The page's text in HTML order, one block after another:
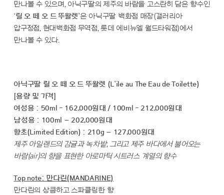
만나볼 수 있으며, 아닉구딸의 제주의 바람을 고스란히 담은 향수인
‘릴 오 떼 오 드 뚜왈렛’은 아닉구딸 백화점 매장(갤러리아
압구정점, 현대백화점 무역점, 롯데 에비뉴엘 월드타워점)에서
만나볼 수 있다.
아닉구딸 릴 오 떼 오 드 뚜왈렛 (L’ile au The Eau de Toilette)
[용량 및 가격]
여성용 : 50ml - 162,000원대 / 100ml - 212,000원대
남성용 : 100ml – 202,000원대
향초(Limited Edition) : 210g – 127,000원대
제주 아일랜드의 감귤과 녹차밭, 그리고 제주 바다에서 불어오는
바람(air)의 향을 표현한 아로마틱 시트러스 계열의 향수
Top note: 만다린(MANDARINE)
만다린의 상큼하고 스파클링한 향